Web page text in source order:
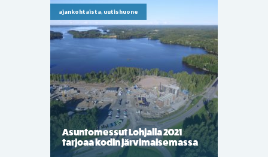
ajankohtaista, uutishuone
Asuntomessut Lohjalla 2021
tarjoaa kodin järvimaisemassa